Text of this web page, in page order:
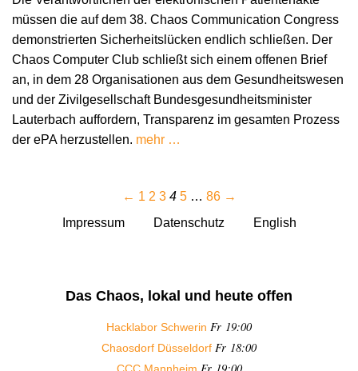
müssen die auf dem 38. Chaos Communication Congress
demonstrierten Sicherheitslücken endlich schließen. Der
Chaos Computer Club schließt sich einem offenen Brief
an, in dem 28 Organisationen aus dem Gesundheitswesen
und der Zivilgesellschaft Bundesgesundheitsminister
Lauterbach auffordern, Transparenz im gesamten Prozess
der ePA herzustellen. mehr …
← 1 2 3 4 5 … 86 →
Impressum
Datenschutz English
Das Chaos, lokal und heute offen
Hacklabor Schwerin Fr 19:00
Chaosdorf Düsseldorf Fr 18:00